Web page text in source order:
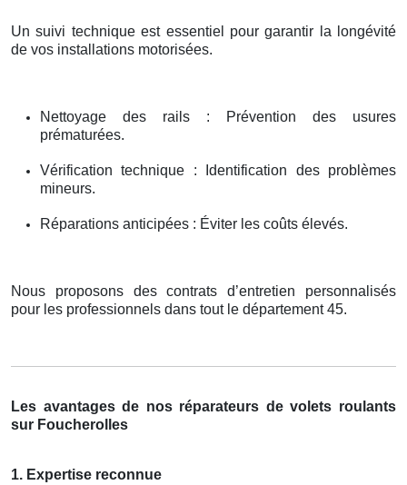
Un suivi technique est essentiel pour garantir la longévité
de vos installations motorisées.
Nettoyage des rails : Prévention des usures
prématurées.
Vérification technique : Identification des problèmes
mineurs.
Réparations anticipées : Éviter les coûts élevés.
Nous proposons des contrats d’entretien personnalisés
pour les professionnels dans tout le département 45.
Les avantages de nos réparateurs de volets roulants
sur Foucherolles
1. Expertise reconnue